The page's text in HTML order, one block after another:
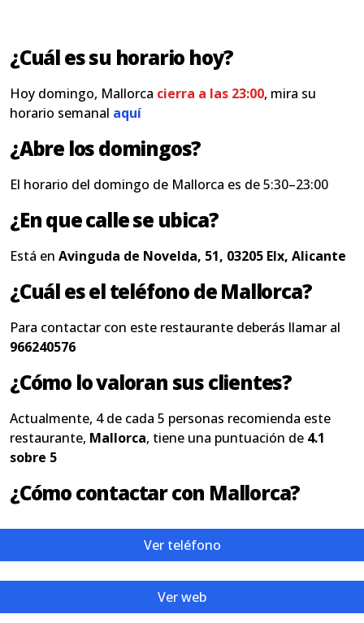
¿Cuál es su horario hoy?
Hoy domingo, Mallorca cierra a las 23:00, mira su
horario semanal aquí
¿Abre los domingos?
El horario del domingo de Mallorca es de 5:30–23:00
¿En que calle se ubica?
Está en Avinguda de Novelda, 51, 03205 Elx, Alicante
¿Cuál es el teléfono de Mallorca?
Para contactar con este restaurante deberás llamar al
966240576
¿Cómo lo valoran sus clientes?
Actualmente, 4 de cada 5 personas recomienda este
restaurante, Mallorca, tiene una puntuación de 4.1
sobre 5
¿Cómo contactar con Mallorca?
Ver teléfono
Ver web